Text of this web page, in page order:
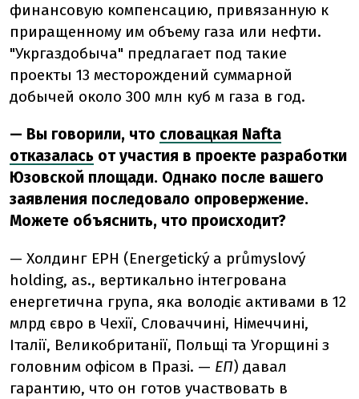
финансовую компенсацию, привязанную к
приращенному им объему газа или нефти.
"Укргаздобыча" предлагает под такие
проекты 13 месторождений суммарной
добычей около 300 млн куб м газа в год.
— Вы говорили, что словацкая Nafta
отказалась от участия в проекте разработки
Юзовской площади. Однако после вашего
заявления последовало опровержение.
Можете объяснить, что происходит?
— Холдинг EPH (Energetický a průmyslový
holding, as., вертикально інтегрована
енергетична група, яка володіє активами в 12
млрд євро в Чехії, Словаччині, Німеччині,
Італії, Великобританії, Польщі та Угорщині з
головним офісом в Празі. — ЕП) давал
гарантию, что он готов участвовать в